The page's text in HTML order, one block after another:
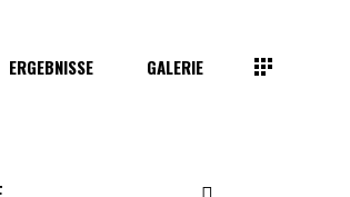
ERGEBNISSE GALERIE